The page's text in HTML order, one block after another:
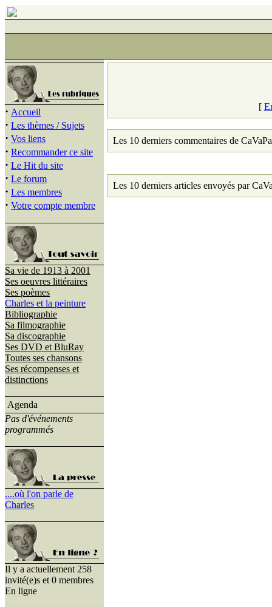
· Accueil
· Les thèmes / Sujets
· Vos liens
· Recommander ce site
· Le Hit du site
· Le forum
· Les membres
· Votre compte membre
Sa vie de 1913 à 2001
Ses oeuvres littéraires
Ses poèmes
Charles et la peinture
Bibliographie
Sa filmographie
Sa discographie
Ses DVD et BluRay
Toutes ses chansons
Ses récompenses et
distinctions
Agenda
Pas d'événements
programmés
....où l'on parle de
Charles
Il y a actuellement 258
invité(e)s et 0 membres
En ligne
[
Les 10 derniers commentaires de
Les 10 derniers articles envoyés par